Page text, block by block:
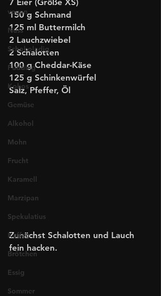
vegan
Nuss
Schokoladig
Pudding
Kokos
Gemüse
Alkohol
Mohn
Frucht
Karamell
Marzipan
Spekulatius
Kaffee
Brötchen
Essig
Sommer
150 g Schmand
125 ml Buttermilch
2 Lauchzwiebel
2 Schalotten
100 g Cheddar-Käse
125 g Schinkenwürfel
Salz, Pfeffer, Öl
Zunächst Schalotten und Lauch
fein hacken.